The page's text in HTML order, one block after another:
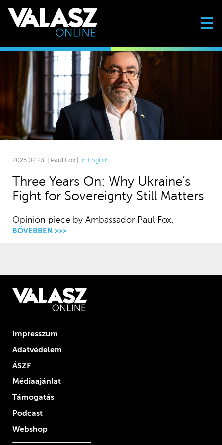
☰
2025.02.23. | Paul Fox | In English
Three Years On: Why Ukraine’s
Fight for Sovereignty Still Matters
Opinion piece by Ambassador Paul Fox.
BŐVEBBEN >>>
Impresszum
Adatvédelem
ÁSZF
Médiaajánlat
Támogatás
Podcast
Webshop